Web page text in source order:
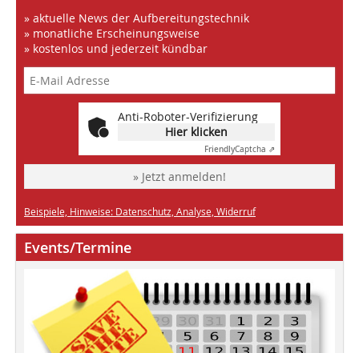
» aktuelle News der Aufbereitungstechnik
» monatliche Erscheinungsweise
» kostenlos und jederzeit kündbar
Anti-Roboter-Verifizierung
Hier klicken
FriendlyCaptcha ⇗
» Jetzt anmelden!
Beispiele, Hinweise: Datenschutz, Analyse, Widerruf
Events/Termine